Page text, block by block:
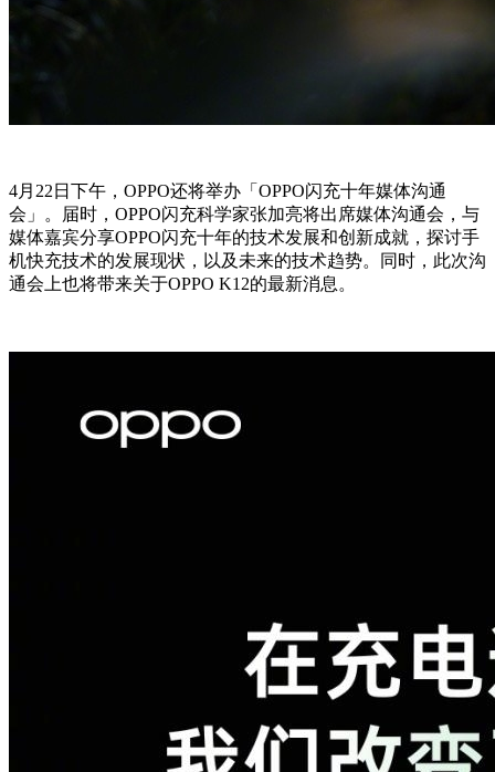
4月22日下午，OPPO还将举办「OPPO闪充十年媒体沟通
会」。届时，OPPO闪充科学家张加亮将出席媒体沟通会，与
媒体嘉宾分享OPPO闪充十年的技术发展和创新成就，探讨手
机快充技术的发展现状，以及未来的技术趋势。同时，此次沟
通会上也将带来关于OPPO K12的最新消息。